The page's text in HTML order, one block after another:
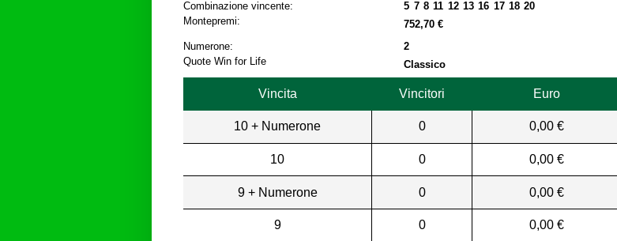
Combinazione vincente:
5 7 8 11 12 13 16 17 18 20
Montepremi:
752,70 €
Numerone:
2
Quote Win for Life
Classico
Vincita Vincitori Euro
10 + Numerone 0 0,00 €
10 0 0,00 €
9 + Numerone 0 0,00 €
9 0 0,00 €